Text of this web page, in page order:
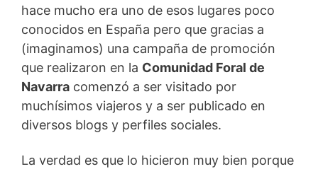
hace mucho era uno de esos lugares poco
conocidos en España pero que gracias a
(imaginamos) una campaña de promoción
que realizaron en la Comunidad Foral de
Navarra comenzó a ser visitado por
muchísimos viajeros y a ser publicado en
diversos blogs y perfiles sociales.
La verdad es que lo hicieron muy bien porque